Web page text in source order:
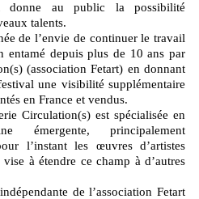
donne au public la possibilité
talents.
de l’envie de continuer le travail
entamé depuis plus de 10 ans par
(association Fetart) en donnant
une visibilité supplémentaire
en France et vendus.
Circulation(s) est spécialisée en
émergente, principalement
l’instant les œuvres d’artistes
à étendre ce champ à d’autres
de l’association Fetart